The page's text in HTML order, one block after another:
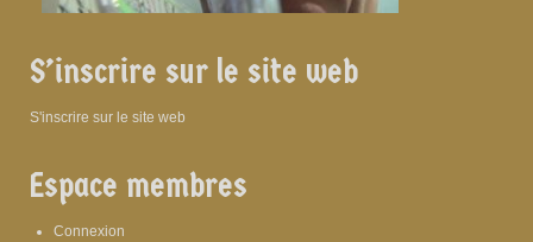
S’inscrire sur le site web
S'inscrire sur le site web
Espace membres
Connexion